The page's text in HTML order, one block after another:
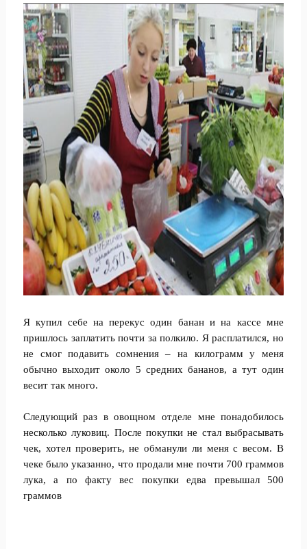
Я купил себе на перекус один банан и на кассе мне
пришлось заплатить почти за полкило. Я расплатился, но
не смог подавить сомнения – на килограмм у меня
обычно выходит около 5 средних бананов, а тут один
весит так много.
Следующий раз в овощном отделе мне понадобилось
несколько луковиц. После покупки не стал выбрасывать
чек, хотел проверить, не обманули ли меня с весом. В
чеке было указанно, что продали мне почти 700 граммов
лука, а по факту вес покупки едва превышал 500
граммов